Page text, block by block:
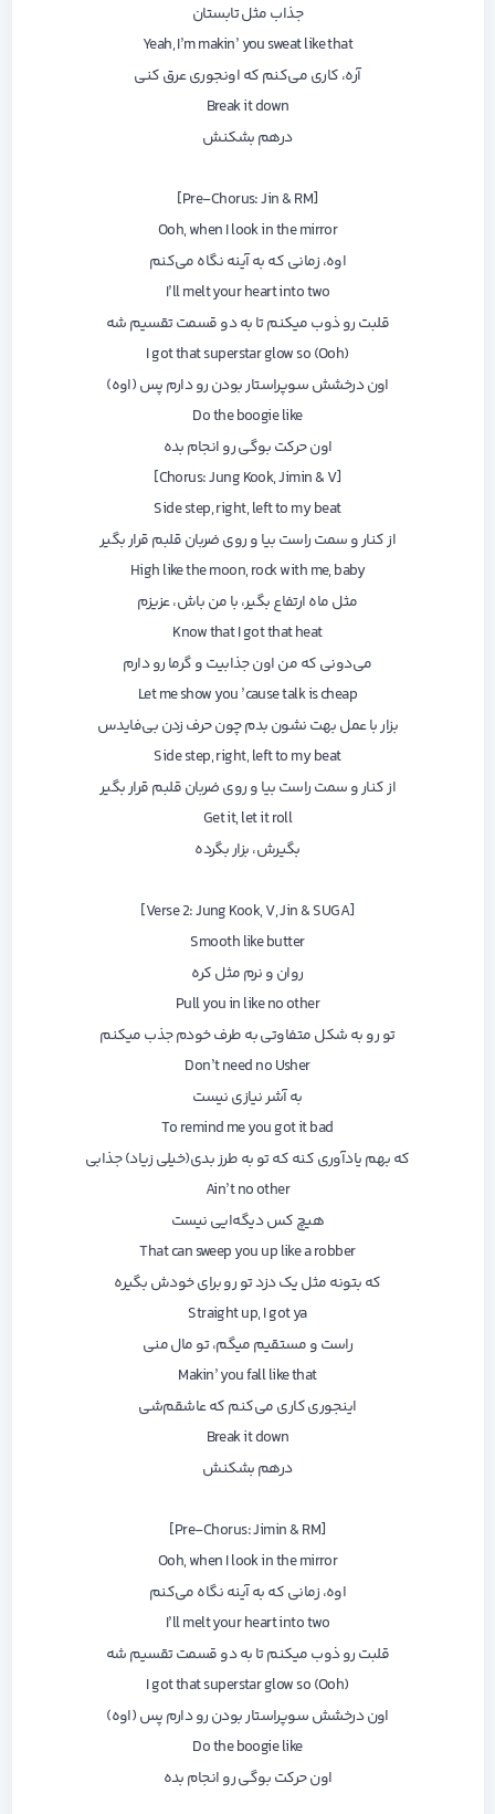
جذاب مثل تابستان
Yeah, I’m makin’ you sweat like that
آره، کاری می‌کنم که اونجوری عرق کنی
Break it down
درهم بشکنش
[Pre-Chorus: Jin & RM]
Ooh, when I look in the mirror
اوه، زمانی که به آینه نگاه می‌کنم
I’ll melt your heart into two
قلبت رو ذوب میکنم تا به دو قسمت تقسیم شه
I got that superstar glow so (Ooh)
اون درخشش سوپراستار بودن رو دارم پس (اوه)
Do the boogie like
اون حرکت بوگی رو انجام بده
[Chorus: Jung Kook, Jimin & V]
Side step, right, left to my beat
از کنار و سمت راست بیا و روی ضربان قلبم قرار بگیر
High like the moon, rock with me, baby
مثل ماه ارتفاع بگیر، با من باش، عزیزم
Know that I got that heat
می‌دونی که من اون جذابیت و گرما رو دارم
Let me show you ’cause talk is cheap
بزار با عمل بهت نشون بدم چون حرف زدن بی‌فایدس
Side step, right, left to my beat
از کنار و سمت راست بیا و روی ضربان قلبم قرار بگیر
Get it, let it roll
بگیرش، بزار بگرده
[Verse 2: Jung Kook, V, Jin & SUGA]
Smooth like butter
روان و نرم مثل کره
Pull you in like no other
تو رو به شکل متفاوتی به طرف خودم جذب میکنم
Don’t need no Usher
به آشر نیازی نیست
To remind me you got it bad
که بهم یادآوری کنه که تو به طرز بدی(خیلی زیاد) جذابی
Ain’t no other
هیچ کس دیگه‌ایی نیست
That can sweep you up like a robber
که بتونه مثل یک دزد تو رو برای خودش بگیره
Straight up, I got ya
راست و مستقیم میگم، تو مال منی
Makin’ you fall like that
اینجوری کاری می‌کنم که عاشقم‌شی
Break it down
درهم بشکنش
[Pre-Chorus: Jimin & RM]
Ooh, when I look in the mirror
اوه، زمانی که به آینه نگاه می‌کنم
I’ll melt your heart into two
قلبت رو ذوب میکنم تا به دو قسمت تقسیم شه
I got that superstar glow so (Ooh)
اون درخشش سوپراستار بودن رو دارم پس (اوه)
Do the boogie like
اون حرکت بوگی رو انجام بده